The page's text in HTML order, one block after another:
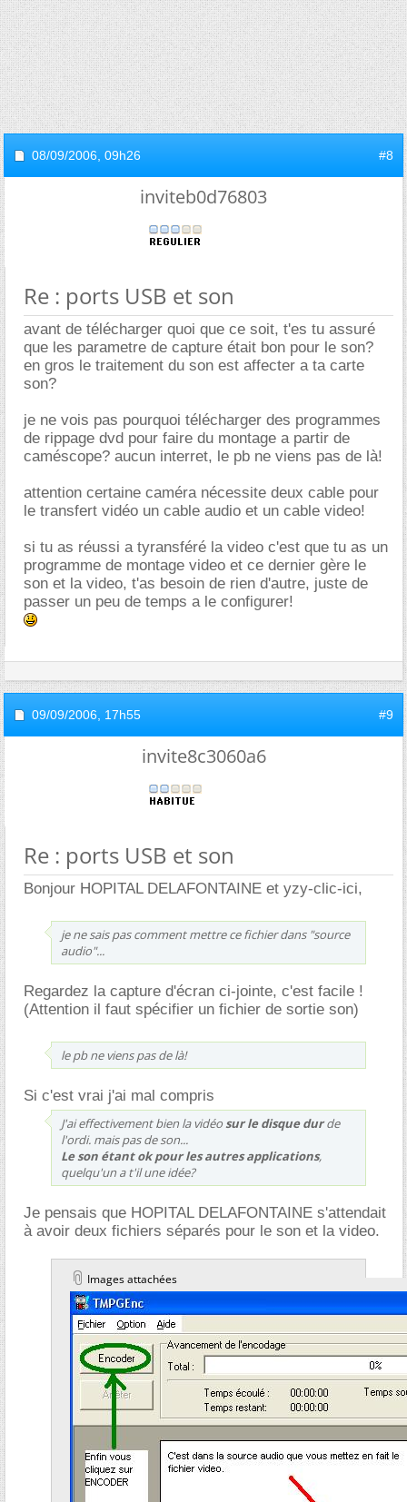
08/09/2006, 09h26 #8
inviteb0d76803
Re : ports USB et son
avant de télécharger quoi que ce soit, t'es tu assuré
que les parametre de capture était bon pour le son?
en gros le traitement du son est affecter a ta carte
son?
je ne vois pas pourquoi télécharger des programmes
de rippage dvd pour faire du montage a partir de
caméscope? aucun interret, le pb ne viens pas de là!
attention certaine caméra nécessite deux cable pour
le transfert vidéo un cable audio et un cable video!
si tu as réussi a tyransféré la video c'est que tu as un
programme de montage video et ce dernier gère le
son et la video, t'as besoin de rien d'autre, juste de
passer un peu de temps a le configurer!
09/09/2006, 17h55 #9
invite8c3060a6
Re : ports USB et son
Bonjour HOPITAL DELAFONTAINE et yzy-clic-ici,
je ne sais pas comment mettre ce fichier dans "source
audio"...
Regardez la capture d'écran ci-jointe, c'est facile !
(Attention il faut spécifier un fichier de sortie son)
le pb ne viens pas de là!
Si c'est vrai j'ai mal compris
J'ai effectivement bien la vidéosur le disque durde
l'ordi. mais pas de son...
Le son étant ok pour les autres applications,
quelqu'un a t'il une idée?
Je pensais que HOPITAL DELAFONTAINE s'attendait
à avoir deux fichiers séparés pour le son et la video.
Images attachées